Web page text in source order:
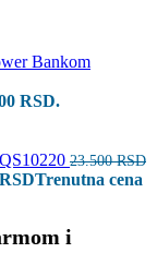
Bankom
RSD.
23.500RSD
RSDTrenutna cena
i